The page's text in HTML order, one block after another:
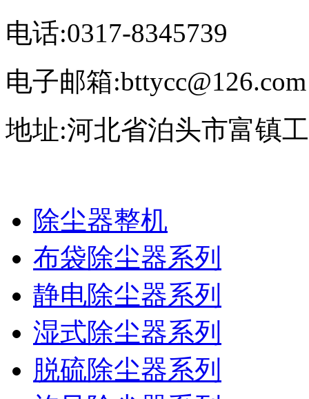
电话:0317-8345739
电子邮箱:bttycc@126.com
地址:河北省泊头市富镇
除尘器整机
布袋除尘器系列
静电除尘器系列
湿式除尘器系列
脱硫除尘器系列